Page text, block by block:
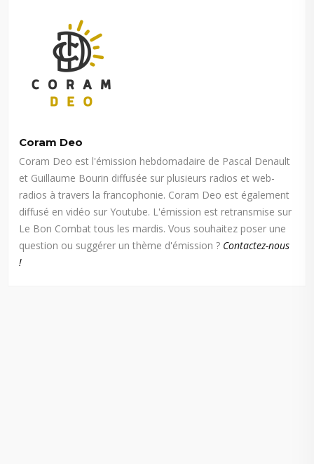
Coram Deo
Coram Deo est l'émission hebdomadaire de Pascal Denault
et Guillaume Bourin diffusée sur plusieurs radios et web-
radios à travers la francophonie. Coram Deo est également
diffusé en vidéo sur Youtube. L'émission est retransmise sur
Le Bon Combat tous les mardis. Vous souhaitez poser une
question ou suggérer un thème d'émission ? Contactez-nous
!